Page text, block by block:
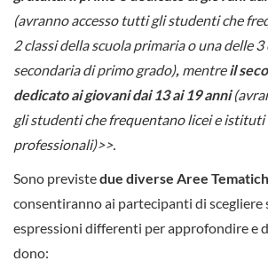
(avranno accesso tutti gli studenti che
2 classi della scuola primaria o una delle 3
secondaria di primo grado), mentreil
dedicato ai giovani dai 13 ai 19 anni
gli studenti che frequentano licei e istituti
professionali)>>.
Sono previstedue diverse Aree
consentiranno ai partecipanti di scegliere
espressioni differenti per approfondire e
dono: